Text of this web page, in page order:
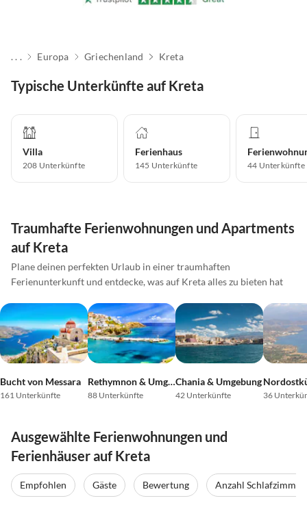
. . . Europa Griechenland Kreta
Typische Unterkünfte auf Kreta
Villa
208 Unterkünfte
Ferienhaus
145 Unterkünfte 44 Unterkünfte
Traumhafte Ferienwohnungen und Apartments
auf Kreta
Plane deinen perfekten Urlaub in einer traumhaften
Ferienunterkunft und entdecke, was auf Kreta alles zu bieten hat
Bucht von Messara
161 Unterkünfte
Rethymnon & Umgebung
88 Unterkünfte
Chania & Umgebung
42 Unterkünfte 36
Ausgewählte Ferienwohnungen und
Ferienhäuser auf Kreta
Empfohlen Gäste Bewertung Anzahl Schlafzimmer
Top-Inserat Top-Inserat